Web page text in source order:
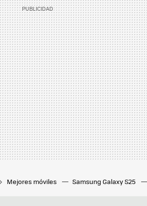
Mejores móviles Samsung Galaxy S25